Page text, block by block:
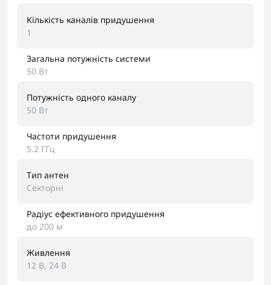
Кількість каналів придушення
1
Загальна потужність системи
50 Вт
Потужність одного каналу
50 Вт
Частоти придушення
5.2 ГГц
Тип антен
Секторні
Радіус ефективного придушення
до 200 м
Живлення
12 В, 24 В